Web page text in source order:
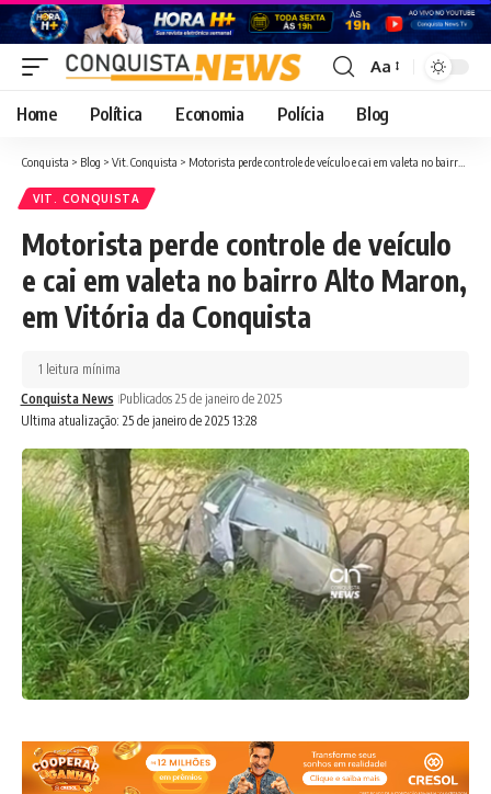
Font
Resizer
Aa
Home Política Economia Polícia Blog
Conquista > Blog > Vit. Conquista > Motorista perde controle de veículo e cai em valeta no bairro Alto Maron, em Vitória da Conquista
VIT. CONQUISTA
Motorista perde controle de veículo
e cai em valeta no bairro Alto Maron,
em Vitória da Conquista
Ultima atualização: 25 de janeiro de 2025 13:28
Conquista News Publicados 25 de janeiro de 2025
1 leitura mínima